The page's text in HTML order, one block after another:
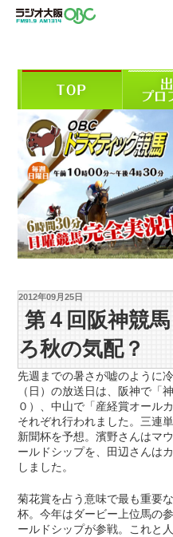
2012年09月25日
第４回阪神競
ろ秋の気配？
先週までの暑さが嘘のように
（日）の放送日は、阪神で「
０）、中山で「産経賞オール
それぞれ行われました。三連
新聞杯を予想。濱野さんはマ
ールドシップを、田辺さんは
しました。
菊花賞を占う意味で最も重要
杯。今年はダービー上位馬の
ールドシップが参戦。これと